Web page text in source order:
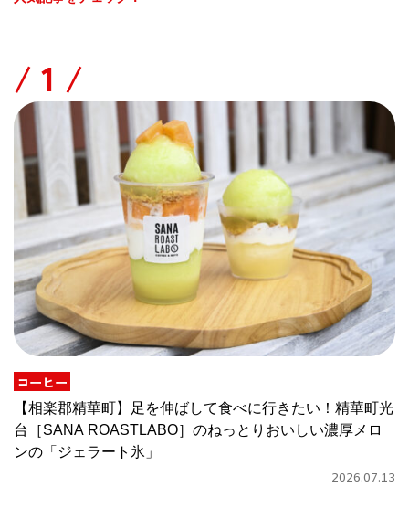
/
コーヒー
【相楽郡精華町】足を伸ばして食べに行きたい！精華町光
台［SANA ROASTLABO］のねっとりおいしい濃厚メロ
ンの「ジェラート氷」
2026.07.13